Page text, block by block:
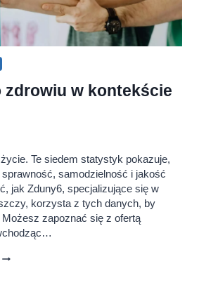
zdrowiu w kontekście
Te siedem statystyk pokazuje,
samodzielność i jakość
jak Zduny6, specjalizujące się w
korzysta z tych danych, by
zapoznać się z ofertą